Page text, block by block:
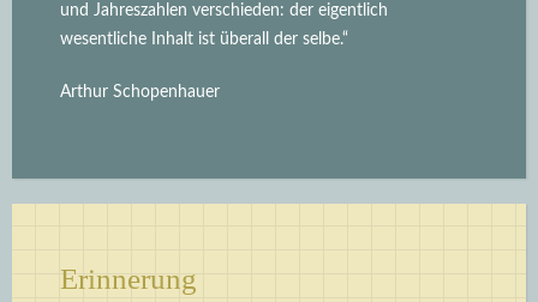
und Jahreszahlen verschieden: der eigentlich
wesentliche Inhalt ist überall der selbe.“
Arthur Schopenhauer
Erinnerung